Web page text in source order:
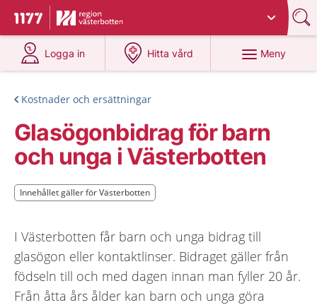
Till startsidan för 1177
Du har valt region
Logga in
på 1177.se
Hitta vård
på 1177.se
Meny
Kostnader och ersättningar
Glasögonbidrag för barn
och unga i Västerbotten
Innehållet gäller för Västerbotten
Innehållet gäller för Västerbotten
I Västerbotten får barn och unga bidrag till
glasögon eller kontaktlinser. Bidraget gäller från
födseln till och med dagen innan man fyller 20 år.
Från åtta års ålder kan barn och unga göra